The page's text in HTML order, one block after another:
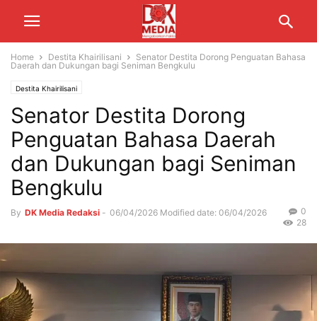
Home Destita Khairilisani
Senator Destita Dorong Penguatan Bahasa
Daerah dan Dukungan bagi Seniman Bengkulu
Destita Khairilisani
Senator Destita Dorong
Penguatan Bahasa Daerah
dan Dukungan bagi Seniman
Bengkulu
By DK Media Redaksi - 06/04/2026 Modified date: 06/04/2026
0
28